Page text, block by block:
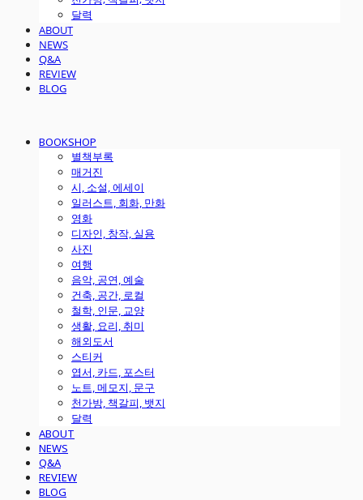
달력
ABOUT
NEWS
Q&A
REVIEW
BLOG
BOOKSHOP
별책부록
매거진
시, 소설, 에세이
일러스트, 회화, 만화
영화
디자인, 창작, 실용
사진
여행
음악, 공연, 예술
건축, 공간, 로컬
철학, 인문, 교양
생활, 요리, 취미
해외도서
스티커
엽서, 카드, 포스터
노트, 메모지, 문구
천가방, 책갈피, 뱃지
달력
ABOUT
NEWS
Q&A
REVIEW
BLOG